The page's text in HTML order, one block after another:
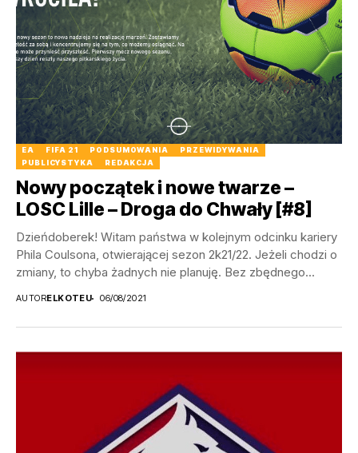
EA FIFA 21 PODSUMOWANIA
PRZEWIDYWANIA
PUBLICYSTYKA
REDAKCJA
Nowy początek i nowe twarze –
LOSC Lille – Droga do Chwały [#8]
Dzieńdoberek! Witam państwa w kolejnym odcinku kariery
Phila Coulsona, otwierającej sezon 2k21/22. Jeżeli chodzi o
zmiany, to chyba żadnych nie planuję. Bez zbędnego...
AUTORELKOTEU 06/08/2021